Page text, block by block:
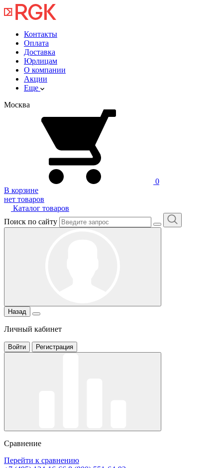
Контакты
Оплата
Доставка
Юрлицам
О компании
Акции
Еще
Москва
0
В корзине
нет товаров
Каталог товаров
Поиск по сайту
Назад
Личный кабинет
Войти Регистрация
Сравнение
Перейти к сравнению